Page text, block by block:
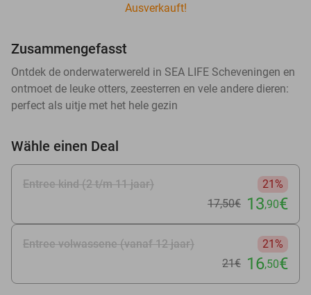
Ausverkauft!
Zusammengefasst
Ontdek de onderwaterwereld in SEA LIFE Scheveningen en
ontmoet de leuke otters, zeesterren en vele andere dieren:
perfect als uitje met het hele gezin
Wähle einen Deal
Entree kind (2 t/m 11 jaar)
21%
17,50€ 13,90€
Entree volwassene (vanaf 12 jaar)
21%
21€ 16,50€